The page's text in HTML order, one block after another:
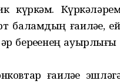
күркәм.
баламдың ғаиләһе,
береһенең
ғаиләһе